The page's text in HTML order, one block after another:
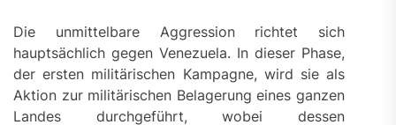
Die unmittelbare Aggression richtet sich
hauptsächlich gegen Venezuela. In dieser Phase,
der ersten militärischen Kampagne, wird sie als
Aktion zur militärischen Belagerung eines ganzen
Landes durchgeführt, wobei dessen